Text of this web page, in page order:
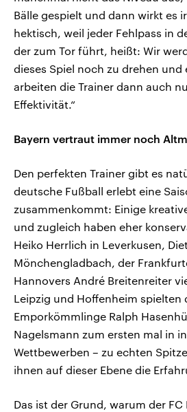
Bälle gespielt und dann wirkt es
hektisch, weil jeder Fehlpass in
der zum Tor führt, heißt: Wir
dieses Spiel noch zu drehen und
arbeiten die Trainer dann auch
Effektivität.“
Bayern vertraut immer noch
Den perfekten Trainer gibt es
deutsche Fußball erlebt eine
zusammenkommt: Einige
und zugleich haben eher
Heiko Herrlich in Leverkusen,
Mönchengladbach, der
Hannovers André Breitenreiter
Leipzig und Hoffenheim spielten
Emporkömmlinge Ralph
Nagelsmann zum ersten mal in
Wettbewerben – zu echten
ihnen auf dieser Ebene die
Das ist der Grund, warum der